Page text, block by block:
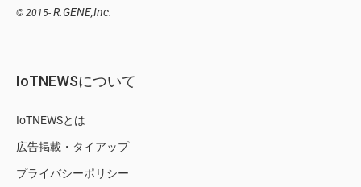
© 2015- R.GENE,Inc.
IoTNEWSについて
IoTNEWSとは
広告掲載・タイアップ
プライバシーポリシー